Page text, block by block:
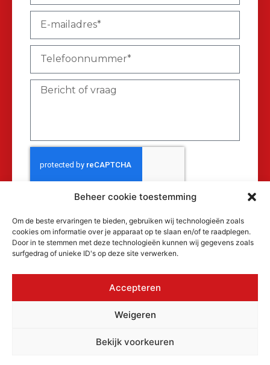
Beheer cookie toestemming
Om de beste ervaringen te bieden, gebruiken wij technologieën zoals
cookies om informatie over je apparaat op te slaan en/of te raadplegen.
Door in te stemmen met deze technologieën kunnen wij gegevens zoals
surfgedrag of unieke ID's op deze site verwerken.
Accepteren
Weigeren
Bekijk voorkeuren
Verzenden
© 2026 MAKRA Benelux, alle rechten
Cookiebeleid